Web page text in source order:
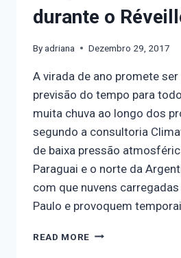
durante o
Byadriana Dezembro 29, 2017
A virada de ano promete ser
previsão do tempo para
muita chuva ao longo dos
segundo a consultoria
de baixa pressão
Paraguai e o norte da
com que nuvens
Paulo e provoquem
READ MORE